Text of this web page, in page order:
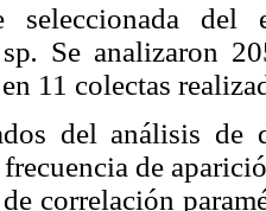
seleccionada
sp. Se analizaron
11 colectas
del análisis de
de
correlación